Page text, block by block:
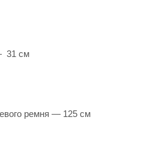
31 см
ремня — 125 см